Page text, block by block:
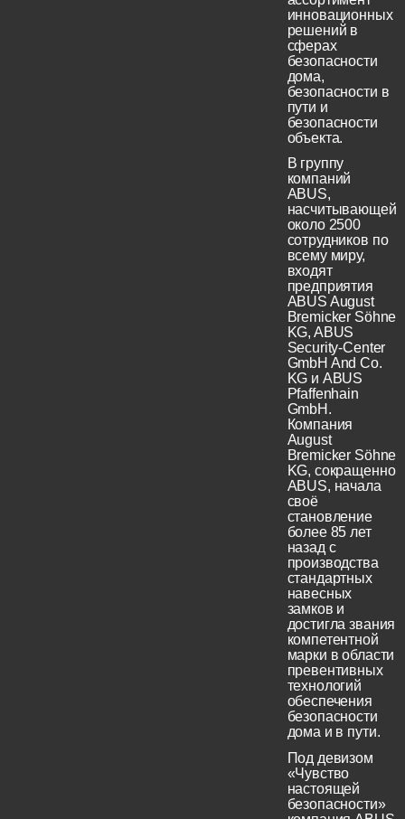
инновационных
решений в
сферах
безопасности
дома,
безопасности в
пути и
безопасности
объекта.
В группу
компаний
ABUS,
насчитывающей
около 2500
сотрудников по
всему миру,
входят
предприятия
ABUS August
Bremicker Söhne
KG, ABUS
Security-Center
GmbH And Co.
KG и ABUS
Pfaffenhain
GmbH.
Компания
August
Bremicker Söhne
KG, сокращенно
ABUS, начала
своё
становление
более 85 лет
назад с
производства
стандартных
навесных
замков и
достигла звания
компетентной
марки в области
превентивных
технологий
обеспечения
безопасности
дома и в пути.
Под девизом
«Чувство
настоящей
безопасности»